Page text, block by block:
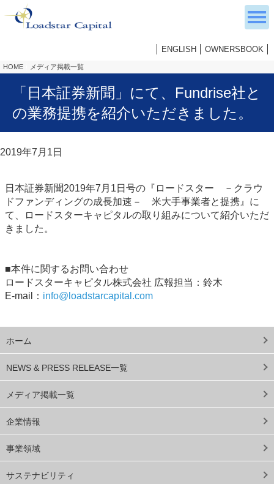
ENGLISH OWNERSBOOK
HOME メディア掲載一覧
ホーム
NEWS & PRESS RELEASE一覧
メディア掲載一覧
企業情報
事業領域
サステナビリティ
「日本証券新聞」にて、Fundrise社と
の業務提携を紹介いただきました。
2019年7月1日
日本証券新聞2019年7月1日号の『ロードスター －クラウ
ドファンディングの成長加速－ 米大手事業者と提携』に
て、ロードスターキャピタルの取り組みについて紹介いただ
きました。
■本件に関するお問い合わせ
ロードスターキャピタル株式会社 広報担当：鈴木
E-mail： info@loadstarcapital.com